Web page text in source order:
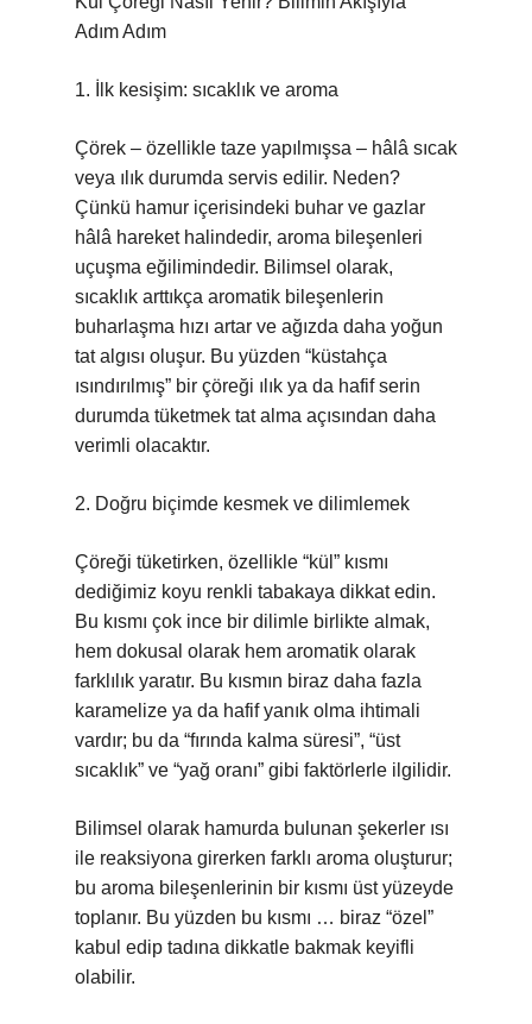
Adım Adım
1. İlk kesişim: sıcaklık ve aroma
Çörek – özellikle taze yapılmışsa – hâlâ sıcak
veya ılık durumda servis edilir. Neden?
Çünkü hamur içerisindeki buhar ve gazlar
hâlâ hareket halindedir, aroma bileşenleri
uçuşma eğilimindedir. Bilimsel olarak,
sıcaklık arttıkça aromatik bileşenlerin
buharlaşma hızı artar ve ağızda daha yoğun
tat algısı oluşur. Bu yüzden “küstahça
ısındırılmış” bir çöreği ılık ya da hafif serin
durumda tüketmek tat alma açısından daha
verimli olacaktır.
2. Doğru biçimde kesmek ve dilimlemek
Çöreği tüketirken, özellikle “kül” kısmı
dediğimiz koyu renkli tabakaya dikkat edin.
Bu kısmı çok ince bir dilimle birlikte almak,
hem dokusal olarak hem aromatik olarak
farklılık yaratır. Bu kısmın biraz daha fazla
karamelize ya da hafif yanık olma ihtimali
vardır; bu da “fırında kalma süresi”, “üst
sıcaklık” ve “yağ oranı” gibi faktörlerle ilgilidir.
Bilimsel olarak hamurda bulunan şekerler ısı
ile reaksiyona girerken farklı aroma oluşturur;
bu aroma bileşenlerinin bir kısmı üst yüzeyde
toplanır. Bu yüzden bu kısmı … biraz “özel”
kabul edip tadına dikkatle bakmak keyifli
olabilir.